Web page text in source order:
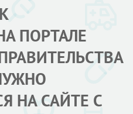
ПОРТАЛЕ
НА САЙТЕ С